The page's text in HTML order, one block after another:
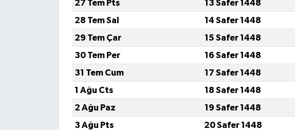
27 Tem Pts
13 Safer 1448
28 Tem Sal
14 Safer 1448
29 Tem Çar
15 Safer 1448
30 Tem Per
16 Safer 1448
31 Tem Cum
17 Safer 1448
1 Ağu Cts
18 Safer 1448
2 Ağu Paz
19 Safer 1448
3 Ağu Pts
20 Safer 1448